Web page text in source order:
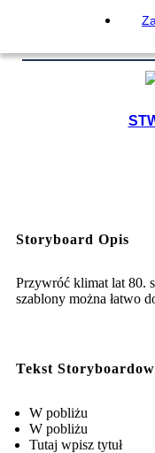
Storyboard Opis
Przywróć klimat lat 80.
szablony można łatwo
Tekst
W pobliżu
W pobliżu
Tutaj wpisz tytuł